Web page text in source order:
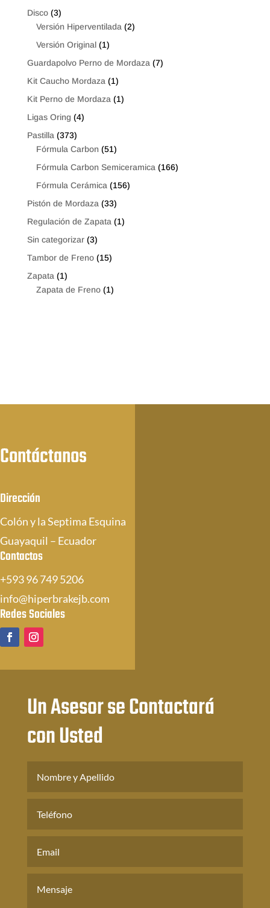
Disco (3)
Versión Hiperventilada (2)
Versión Original (1)
Guardapolvo Perno de Mordaza (7)
Kit Caucho Mordaza (1)
Kit Perno de Mordaza (1)
Ligas Oring (4)
Pastilla (373)
Fórmula Carbon (51)
Fórmula Carbon Semiceramica (166)
Fórmula Cerámica (156)
Pistón de Mordaza (33)
Regulación de Zapata (1)
Sin categorizar (3)
Tambor de Freno (15)
Zapata (1)
Zapata de Freno (1)
Contáctanos
Dirección
Colón y la Septima Esquina
Guayaquil – Ecuador
Contactos
+593 96 749 5206
info@hiperbrakejb.com
Redes Sociales
Un Asesor se Contactará
con Usted